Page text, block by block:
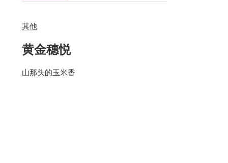
其他
黄金穗悦
山那头的玉米香